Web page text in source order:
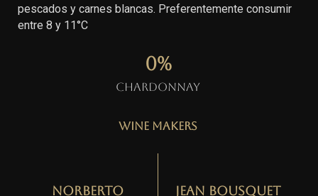
pescados y carnes blancas. Preferentemente consumir
entre 8 y 11°C
Chardonnay
0%
Wine Makers
Norberto
Jean Bousquet